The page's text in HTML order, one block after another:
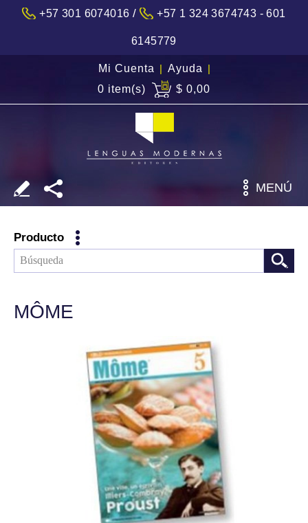
+57 301 6074016 / +57 1 324 3674743 - 601
6145779
Mi Cuenta | Ayuda |
0 item(s)
$ 0,00
MENÚ
Producto
MÔME